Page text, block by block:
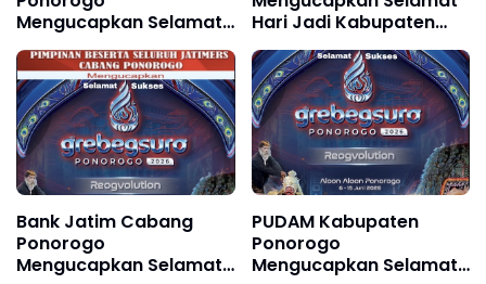
Mengucapkan Selamat
Hari Raya Idul Adha 1447
H / 2026 M
Hari Jadi Kabupaten
Ponorogo ke 530, 11
Agustus 1496 - 11
Agustus 2026
Bank Jatim Cabang
Ponorogo
Mengucapkan Selamat
PUDAM Kabupaten
Ponorogo
Mengucapkan Selamat